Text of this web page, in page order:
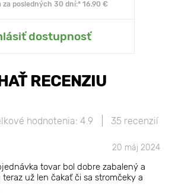
za posledných 30 dní:* 16.90 €
dostupnosť
RECENZIU
hodnotenia: 4.9 35 recenzií
20 máj 2024
tovar bol dobre zabalený a
už len čakať či sa stromčeky a